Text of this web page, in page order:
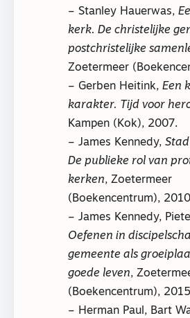
– Stanley Hauerwas,
kerk. De christelijke
postchristelijke
Zoetermeer
– Gerben Heitink, Een
karakter. Tijd voor
Kampen (Kok), 2007.
– James Kennedy,
De publieke rol van
kerken, Zoetermeer
(Boekencentrum),
– James Kennedy,
Oefenen in
gemeente als
goede leven,
(Boekencentrum),
– Herman Paul, Bart